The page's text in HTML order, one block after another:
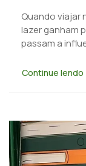
Quando viajar
lazer ganham
passam a
Continue lendo